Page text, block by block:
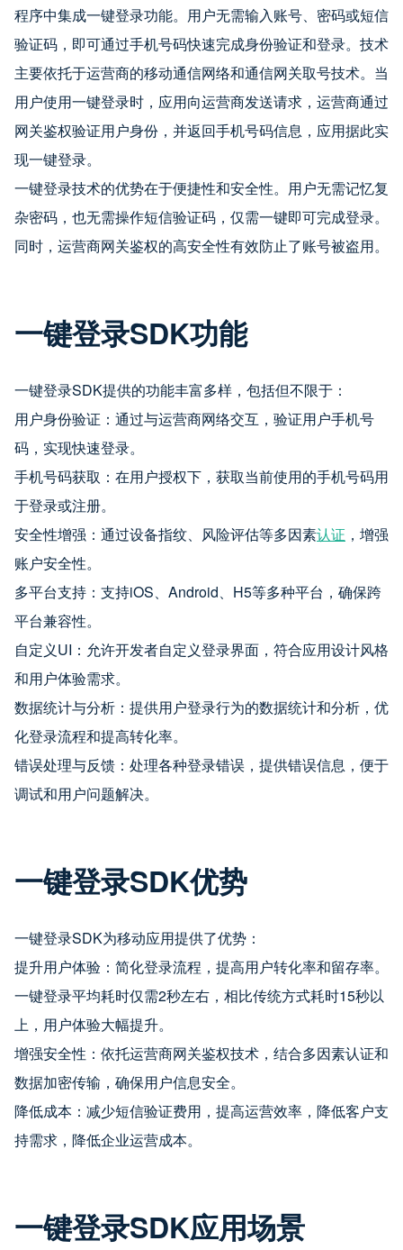
程序中集成一键登录功能。用户无需输入账号、密码或短信
验证码，即可通过手机号码快速完成身份验证和登录。技术
主要依托于运营商的移动通信网络和通信网关取号技术。当
用户使用一键登录时，应用向运营商发送请求，运营商通过
网关鉴权验证用户身份，并返回手机号码信息，应用据此实
现一键登录。
一键登录技术的优势在于便捷性和安全性。用户无需记忆复
杂密码，也无需操作短信验证码，仅需一键即可完成登录。
同时，运营商网关鉴权的高安全性有效防止了账号被盗用。
一键登录SDK功能
一键登录SDK提供的功能丰富多样，包括但不限于：
用户身份验证：通过与运营商网络交互，验证用户手机号
码，实现快速登录。
手机号码获取：在用户授权下，获取当前使用的手机号码用
于登录或注册。
安全性增强：通过设备指纹、风险评估等多因素认证 ，增强
账户安全性。
多平台支持：支持iOS、Android、H5等多种平台，确保跨
平台兼容性。
自定义UI：允许开发者自定义登录界面，符合应用设计风格
和用户体验需求。
数据统计与分析：提供用户登录行为的数据统计和分析，优
化登录流程和提高转化率。
错误处理与反馈：处理各种登录错误，提供错误信息，便于
调试和用户问题解决。
一键登录SDK优势
一键登录SDK为移动应用提供了优势：
提升用户体验：简化登录流程，提高用户转化率和留存率。
一键登录平均耗时仅需2秒左右，相比传统方式耗时15秒以
上，用户体验大幅提升。
增强安全性：依托运营商网关鉴权技术，结合多因素认证和
数据加密传输，确保用户信息安全。
降低成本：减少短信验证费用，提高运营效率，降低客户支
持需求，降低企业运营成本。
一键登录SDK应用场景